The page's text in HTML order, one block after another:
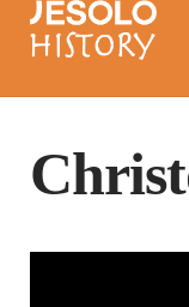
Skip
content